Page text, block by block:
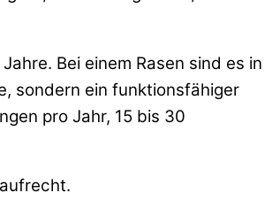
Bei einem Rasen sind es in
sondern ein funktionsfähiger
pro Jahr, 15 bis 30